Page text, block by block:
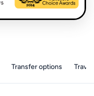
Transfer options